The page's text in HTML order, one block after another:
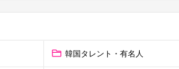
韓国タレント・有名人